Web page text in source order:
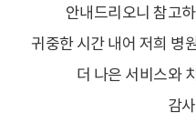
안내드리오니 참고
귀중한 시간 내어 저희 병
더 나은 서비스와
감